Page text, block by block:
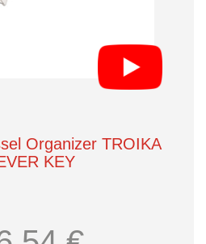
Organizer TROIKA
KEY